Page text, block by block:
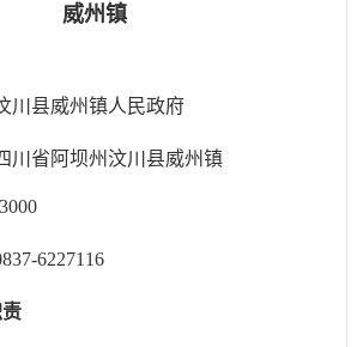
威州镇
川县威州镇人民政府
川省阿坝州汶川县威州镇
6227116